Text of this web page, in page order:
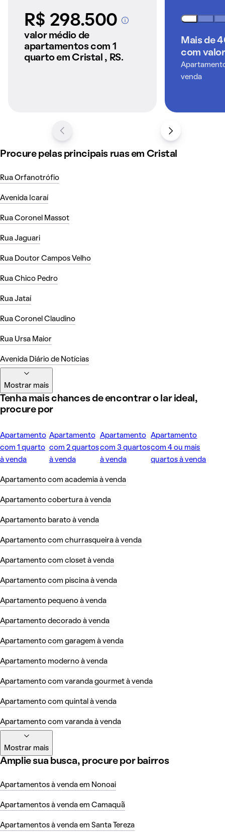
R$ 298.500A partir dos imóveis
valor médio de
apartamentos com 1
quarto em Cristal , RS.
Mais de
com
venda
Procure pelas principais ruas em Cristal
Rua Orfanotrófio
Avenida Icaraí
Rua Coronel Massot
Rua Jaguari
Rua Doutor Campos Velho
Rua Chico Pedro
Rua Jataí
Rua Coronel Claudino
Rua Ursa Maior
Avenida Diário de Notícias
Mostrar mais
Tenha mais chances de encontrar o lar ideal,
procure por
Apartamento
com 1 quarto
à venda
Apartamento
com 2 quartos
à venda
Apartamento
com 3 quartos
à venda
Apartamento
com 4 ou mais
quartos à venda
Apartamento com academia à venda
Apartamento cobertura à venda
Apartamento barato à venda
Apartamento com churrasqueira à venda
Apartamento com closet à venda
Apartamento com piscina à venda
Apartamento pequeno à venda
Apartamento decorado à venda
Apartamento com garagem à venda
Apartamento moderno à venda
Apartamento com varanda gourmet à venda
Apartamento com quintal à venda
Apartamento com varanda à venda
Mostrar mais
Amplie sua busca, procure por bairros
Apartamentos à venda em Nonoai
Apartamentos à venda em Camaquã
Apartamentos à venda em Santa Tereza